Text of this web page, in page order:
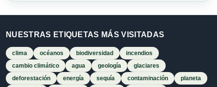
NUESTRAS ETIQUETAS MÁS VISITADAS
clima océanos biodiversidad
incendios
cambio climático
agua geología
glaciares
deforestación
energía sequía contaminación
planeta